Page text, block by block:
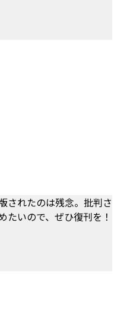
されたのは残念。批判さ
たいので、ぜひ復刊を！